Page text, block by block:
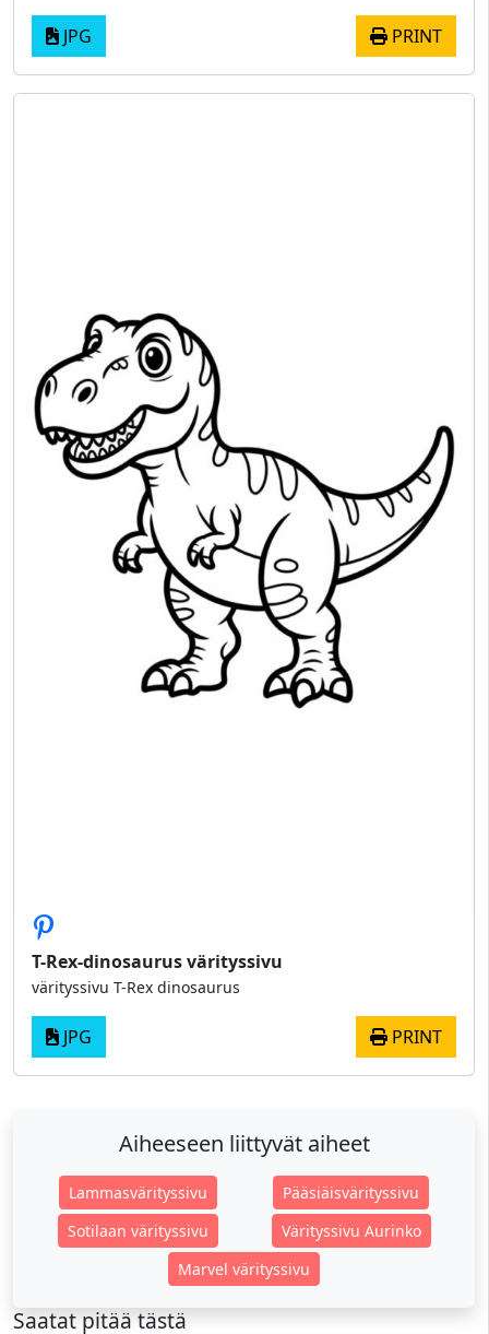
JPG PRINT
T-Rex-dinosaurus värityssivu
värityssivu T-Rex dinosaurus
JPG PRINT
Aiheeseen liittyvät aiheet
Lammasvärityssivu
Pääsiäisvärityssivu
Sotilaan värityssivu
Värityssivu Aurinko
Marvel värityssivu
Saatat pitää tästä